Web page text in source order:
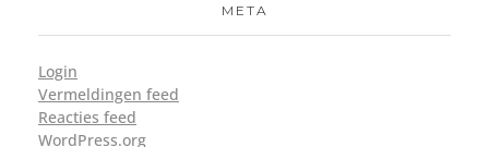
META
Login
Vermeldingen feed
Reacties feed
WordPress.org